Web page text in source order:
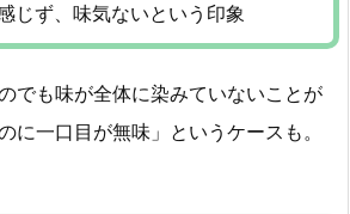
じず、味気ないという印象
でも味が全体に染みていないことが
に一口目が無味」というケースも。